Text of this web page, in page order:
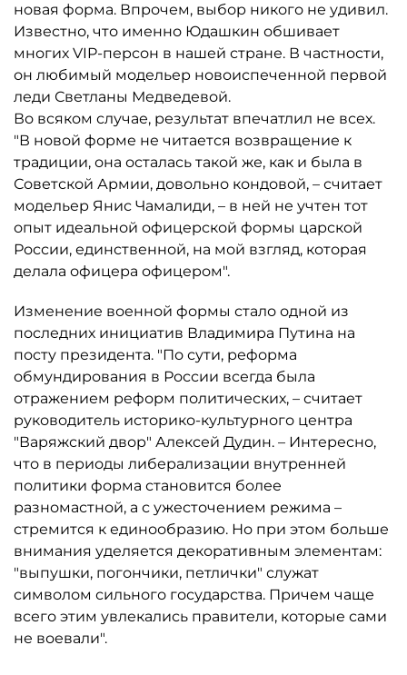
новая форма. Впрочем, выбор никого не удивил.
Известно, что именно Юдашкин обшивает
многих VIP-персон в нашей стране. В частности,
он любимый модельер новоиспеченной первой
леди Светланы Медведевой.
Во всяком случае, результат впечатлил не всех.
"В новой форме не читается возвращение к
традиции, она осталась такой же, как и была в
Советской Армии, довольно кондовой, – считает
модельер Янис Чамалиди, – в ней не учтен тот
опыт идеальной офицерской формы царской
России, единственной, на мой взгляд, которая
делала офицера офицером".
Изменение военной формы стало одной из
последних инициатив Владимира Путина на
посту президента. "По сути, реформа
обмундирования в России всегда была
отражением реформ политических, – считает
руководитель историко-культурного центра
"Варяжский двор" Алексей Дудин. – Интересно,
что в периоды либерализации внутренней
политики форма становится более
разномастной, а с ужесточением режима –
стремится к единообразию. Но при этом больше
внимания уделяется декоративным элементам:
"выпушки, погончики, петлички" служат
символом сильного государства. Причем чаще
всего этим увлекались правители, которые сами
не воевали".